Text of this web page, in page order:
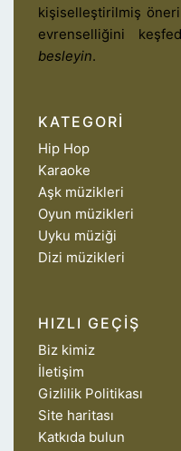
kişiselleştirilmiş
evrenselliğini
besleyin.
KATEGORI
Hip Hop
Karaoke
Aşk müzikleri
Oyun müzikleri
Uyku müziği
Dizi müzikleri
HIZLI GEÇIŞ
Biz kimiz
İletişim
Gizlilik Politikası
Site haritası
Katkıda bulun